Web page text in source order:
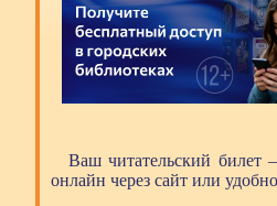
Ваш читательский билет
онлайн через сайт или